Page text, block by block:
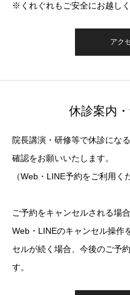
※くれぐれもご安全にお越しく
アク
休診案内
院長講演・研修等で休診にな
確認をお願いいたします。
（Web・LINE予約をご利用く
ご予約をキャンセルされる場
Web・LINEのキャンセル操作
セルが続く場合、今後のご予
す。